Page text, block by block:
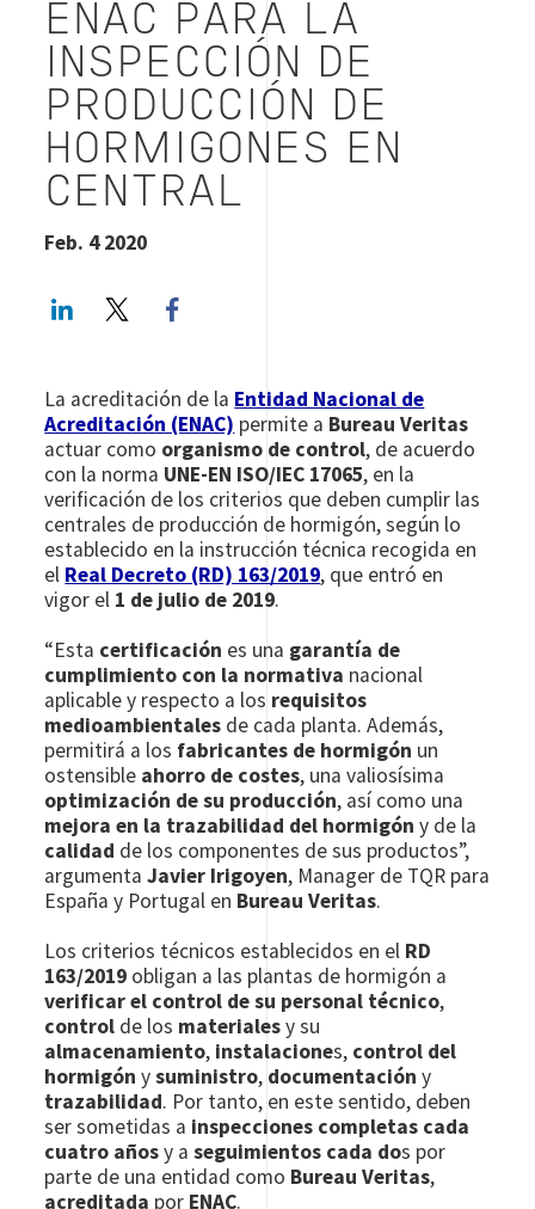
ENAC PARA LA
INSPECCIÓN DE
PRODUCCIÓN DE
HORMIGONES EN
CENTRAL
Feb. 4 2020
LinkedInTwitter
La acreditación de la Entidad Nacional de
Acreditación (ENAC) permite a Bureau Veritas
actuar como organismo de control, de acuerdo
con la norma UNE-EN ISO/IEC 17065, en la
verificación de los criterios que deben cumplir las
centrales de producción de hormigón, según lo
establecido en la instrucción técnica recogida en
el Real Decreto (RD) 163/2019, que entró en
vigor el 1 de julio de 2019.
“Esta certificación es una garantía de
cumplimiento con la normativa nacional
aplicable y respecto a los requisitos
medioambientales de cada planta. Además,
permitirá a los fabricantes de hormigón un
ostensible ahorro de costes, una valiosísima
optimización de su producción, así como una
mejora en la trazabilidad del hormigón y de la
calidad de los componentes de sus productos”,
argumentaJavier Irigoyen, Manager de TQR para
España y Portugal en Bureau Veritas.
Los criterios técnicos establecidos en el RD
163/2019 obligan a las plantas de hormigón a
verificar el control de su personal técnico,
control de los materialesy su
almacenamiento, instalaciones, control del
hormigónysuministro, documentación y
trazabilidad. Por tanto, en este sentido, deben
ser sometidas a inspecciones completas cada
cuatro añosy aseguimientos cada dos por
parte de una entidad como Bureau Veritas,
acreditada por ENAC.